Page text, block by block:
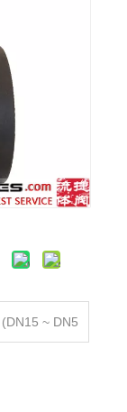
~ DN5